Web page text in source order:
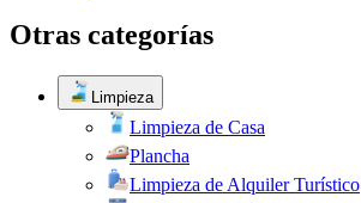
Otras categorías
Limpieza
Limpieza de Casa
Plancha
Limpieza de Alquiler Turístico